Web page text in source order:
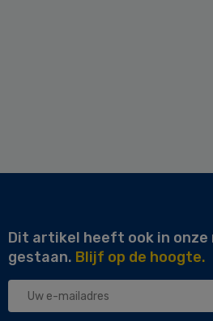
Dit artikel heeft ook in
gestaan. Blijf op de hoogte.
Uw